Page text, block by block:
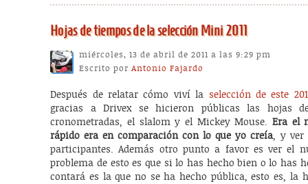
Hojas de tiempos de la selección Mini 2011
miércoles, 13 de abril de 2011 a las 9:29 pm
Escrito porAntonio Fajardo
Después de relatar cómo viví la selección de este
gracias a Drivex se hicieron públicas las hojas
cronometradas, el slalom y el Mickey Mouse. Era el
rápido era en comparación con lo que yo creía, y ver
participantes. Además otro punto a favor es ver el
problema de esto es que si lo has hecho bien o lo has
contará es la que no se ha hecho pública, esto es, la